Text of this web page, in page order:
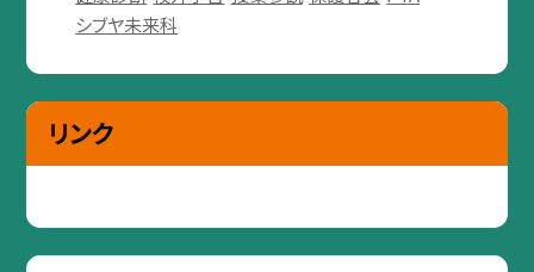
シブヤ未来科
リンク